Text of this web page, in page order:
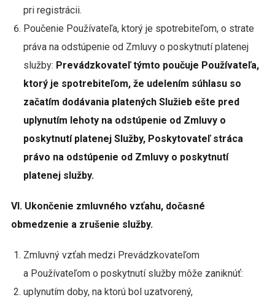
pri registrácii.
Poučenie Používateľa, ktorý je spotrebiteľom, o strate
práva na odstúpenie od Zmluvy o poskytnutí platenej
služby: Prevádzkovateľ týmto poučuje Používateľa,
ktorý je spotrebiteľom, že udelením súhlasu so
začatím dodávania platených Služieb ešte pred
uplynutím lehoty na odstúpenie od Zmluvy o
poskytnutí platenej Služby, Poskytovateľ stráca
právo na odstúpenie od Zmluvy o poskytnutí
platenej služby.
VI. Ukončenie zmluvného vzťahu, dočasné
obmedzenie a zrušenie služby.
Zmluvný vzťah medzi Prevádzkovateľom
a Používateľom o poskytnutí služby môže zaniknúť:
uplynutím doby, na ktorú bol uzatvorený,